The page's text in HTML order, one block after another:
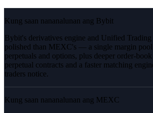
Kung saan nananalunan ang Bybit
Bybit's derivatives engine and Unified
polished than MEXC's — a single margin pool
perpetuals and options, plus deeper order-
perpetual contracts and a faster matching
traders notice.
Kung saan nananalunan ang MEXC